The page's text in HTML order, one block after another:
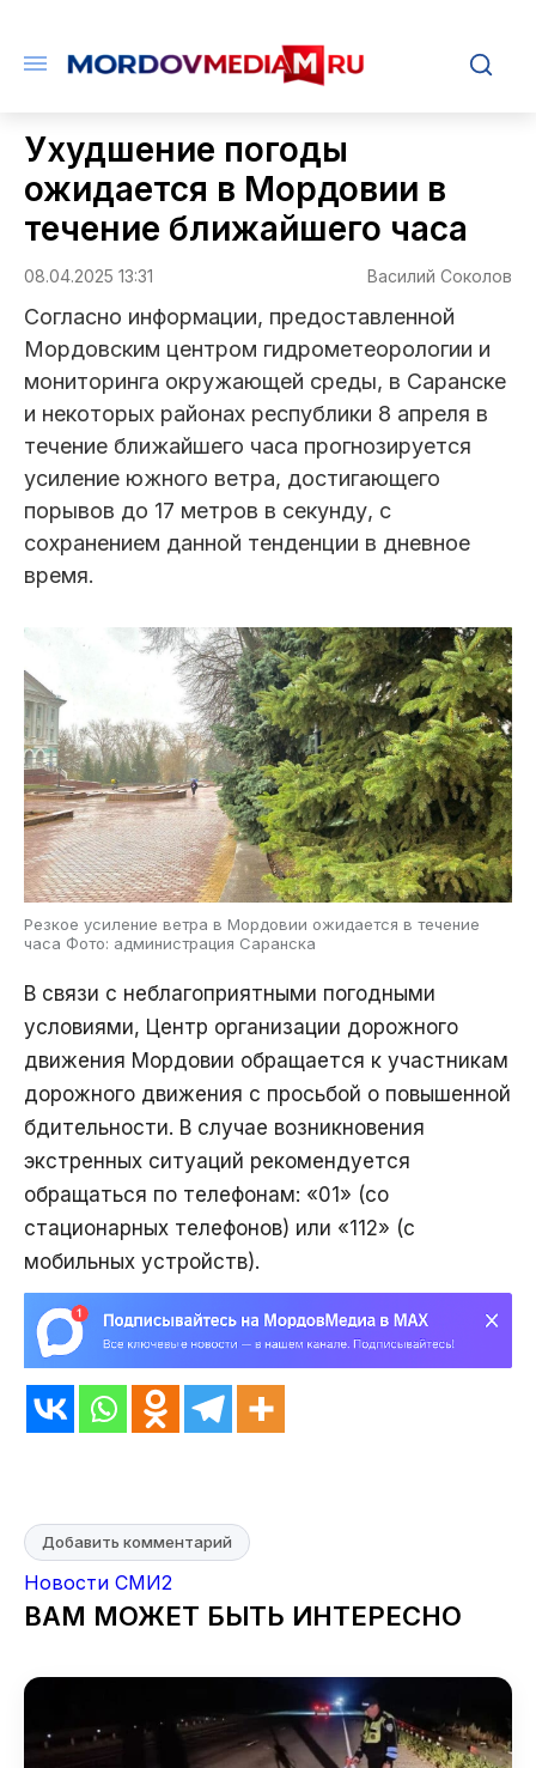
Ухудшение погоды
ожидается в Мордовии в
течение ближайшего часа
08.04.2025 13:31 Василий Соколов
Согласно информации, предоставленной
Мордовским центром гидрометеорологии и
мониторинга окружающей среды, в Саранске
и некоторых районах республики 8 апреля в
течение ближайшего часа прогнозируется
усиление южного ветра, достигающего
порывов до 17 метров в секунду, с
сохранением данной тенденции в дневное
время.
Резкое усиление ветра в Мордовии ожидается в течение
часа Фото: администрация Саранска
В связи с неблагоприятными погодными
условиями, Центр организации дорожного
движения Мордовии обращается к участникам
дорожного движения с просьбой о повышенной
бдительности. В случае возникновения
экстренных ситуаций рекомендуется
обращаться по телефонам: «01» (со
стационарных телефонов) или «112» (с
мобильных устройств).
Добавить комментарий
Новости СМИ2
ВАМ МОЖЕТ БЫТЬ ИНТЕРЕСНО